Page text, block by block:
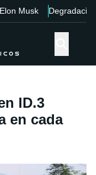
Elon Musk Degradación
ID.3
en cada